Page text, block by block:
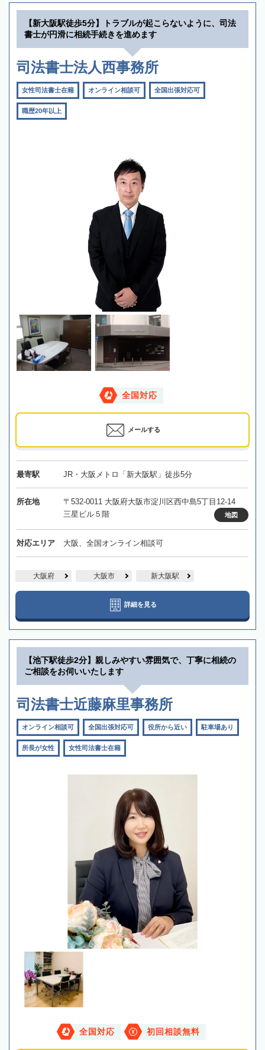
【新大阪駅徒歩5分】トラブルが起こらないように、司法
書士が円滑に相続手続きを進めます
司法書士法人西事務所
女性司法書士在籍 オンライン相談可 全国出張対応可
職歴20年以上
全国対応
メールする
最寄駅 JR・大阪メトロ「新大阪駅」徒歩5分
所在地
〒532-0011 大阪府大阪市淀川区西中島5丁目12-14
三星ビル５階
地図
対応エリア 大阪、全国オンライン相談可
大阪府 大阪市 新大阪駅
詳細を見る
【池下駅徒歩2分】親しみやすい雰囲気で、丁寧に相続の
ご相談をお伺いいたします
司法書士近藤麻里事務所
オンライン相談可 全国出張対応可 役所から近い 駐車場あり
所長が女性 女性司法書士在籍
全国対応 初回相談無料